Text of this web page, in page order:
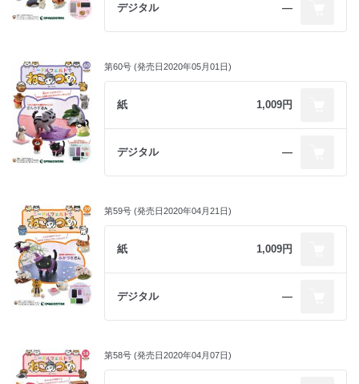
デジタル ―
第60号 (発売日2020年05月01日)
紙 1,009円
デジタル ―
第59号 (発売日2020年04月21日)
紙 1,009円
デジタル ―
第58号 (発売日2020年04月07日)